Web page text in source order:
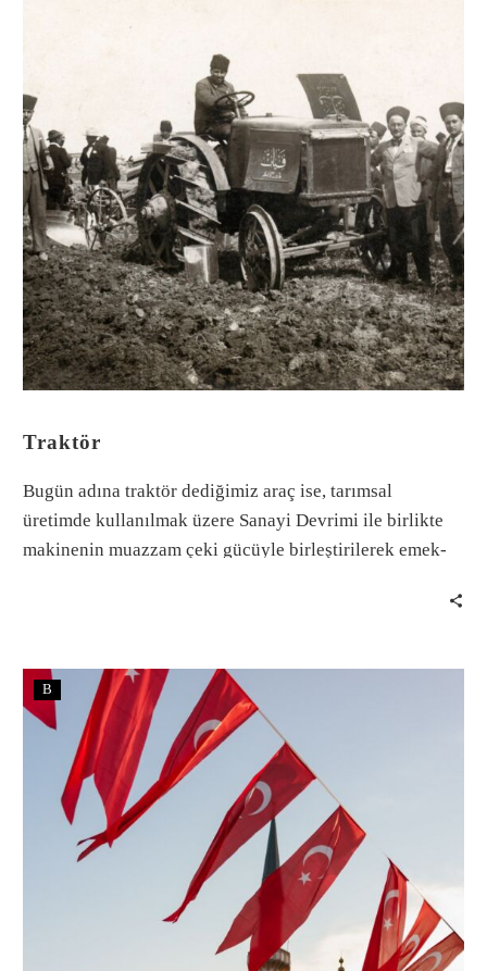
Traktör
Bugün adına traktör dediğimiz araç ise, tarımsal
üretimde kullanılmak üzere Sanayi Devrimi ile birlikte
makinenin muazzam çeki gücüyle birleştirilerek emek-
B